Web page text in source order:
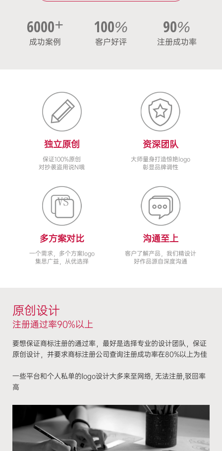
6000+
成功案例
100%
客户好评
90%
注册成功率
独立原创
保证100%原创
对抄袭盗用说N哦
资深团队
大师量身打造惊艳logo
彰显品牌调性
多方案对比
一个需求，多个方案logo
集思广益，从优选择
沟通至上
客户了解产品，我们精设计
好作品源自深度沟通
原创设计
注册通过率90%以上
要想保证商标注册的通过率，最好是选择专业的设计团队，保证
原创设计，并要求商标注册公司查询注册成功率在80%以上为佳
一些平台和个人私单的logo设计大多来至网络, 无法注册,驳回率
高